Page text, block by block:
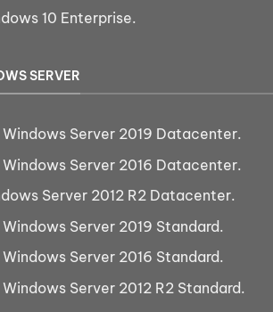
10 Enterprise.
SERVER
Windows Server 2019 Datacenter.
Windows Server 2016 Datacenter.
Server 2012 R2 Datacenter.
Windows Server 2019 Standard.
Windows Server 2016 Standard.
Windows Server 2012 R2 Standard.